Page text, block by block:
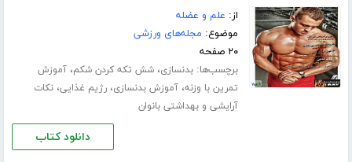
از: علم و عضله
موضوع: مجله‌های ورزشی
۲۰ صفحه
برچسب‌ها:بدنسازی،شش تکه کردن شکم،آموزش
تمرین با وزنه،آموزش بدنسازی،رژیم غذایی،نکات
آرایشی و بهداشتی بانوان
دانلود کتاب